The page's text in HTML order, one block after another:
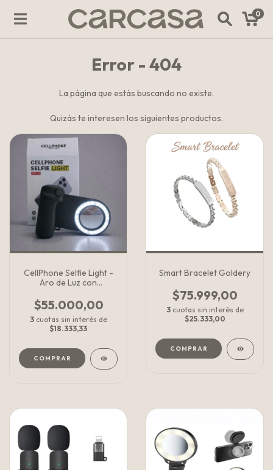
0
Error - 404
La página que estás buscando no existe.
Quizás te interesen los siguientes productos.
CellPhone Selfie Light -
Aro de Luz con
$55.000,00
3 cuotas sin interés de
$18.333,33
Smart Bracelet Goldery
$75.999,00
3 cuotas sin interés de
$25.333,00
COMPRAR